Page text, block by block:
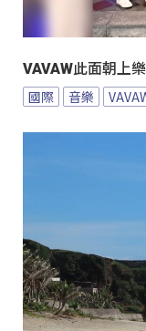
VAVAW此面朝上
國際 音樂